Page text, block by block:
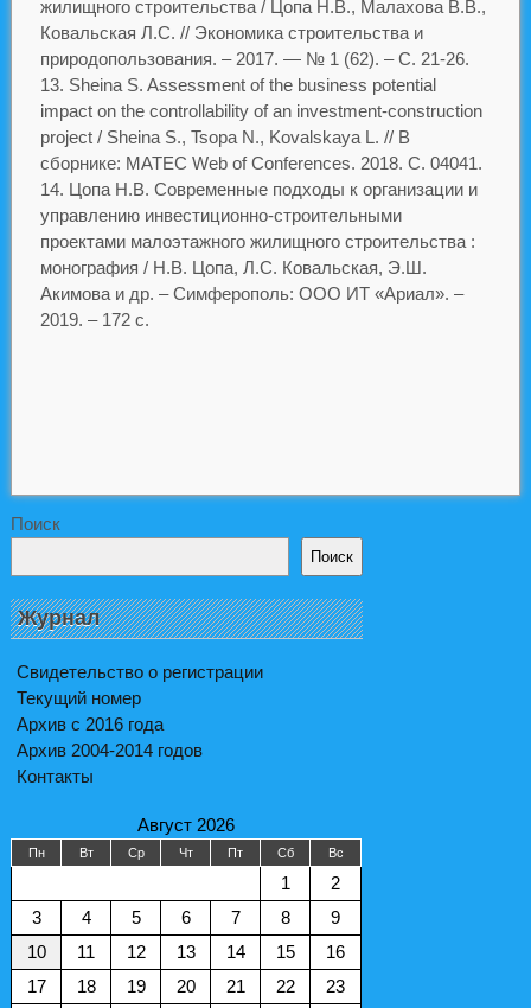
жилищного строительства / Цопа Н.В., Малахова В.В.,
Ковальская Л.С. // Экономика строительства и
природопользования. – 2017. — № 1 (62). – С. 21-26.
Sheina S. Assessment of the business potential
impact on the controllability of an investment-construction
project / Sheina S., Tsopa N., Kovalskaya L. // В
сборнике: MATEC Web of Conferences. 2018. С. 04041.
Цопа Н.В. Современные подходы к организации и
управлению инвестиционно-строительными
проектами малоэтажного жилищного строительства :
монография / Н.В. Цопа, Л.С. Ковальская, Э.Ш.
Акимова и др. – Симферополь: ООО ИТ «Ариал». –
2019. – 172 с.
Поиск
Поиск
Журнал
Свидетельство о регистрации
Текущий номер
Архив с 2016 года
Архив 2004-2014 годов
Контакты
Август 2026
Пн Вт Ср Чт Пт Сб Вс
1
2
3
4 5 6 7 8
9
10
11 12 13 14 15
16
17
18 19 20 21 22
23